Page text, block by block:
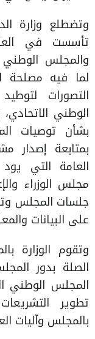
وتضطلع وزارة
والمجلس الوطني
لما فيه مصلحة
التصورات
الوطني
بشأن توصيات
بمتابعة إصدار
العامة التي
مجلس الوزراء
جلسات المجلس
على البيانات
وتقوم الوزارة
الصلة بدور
المجلس الوطني
تطوير
بالمجلس وآليات